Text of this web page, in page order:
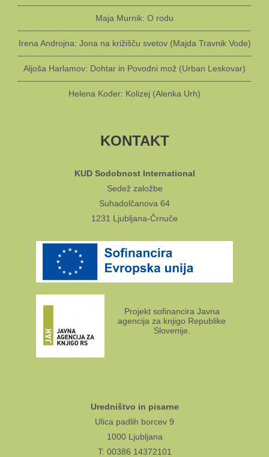
Maja Murnik: O rodu
Irena Androjna: Jona na križišču svetov (Majda Travnik Vode)
Aljoša Harlamov: Dohtar in Povodni mož (Urban Leskovar)
Helena Koder: Kolizej (Alenka Urh)
KONTAKT
KUD Sodobnost International
Sedež založbe
Suhadolčanova 64
1231 Ljubljana-Črnuče
Projekt sofinancira Javna
agencija za knjigo Republike
Slovenije.
Uredništvo in pisarne
Ulica padlih borcev 9
1000 Ljubljana
T: 00386 14372101